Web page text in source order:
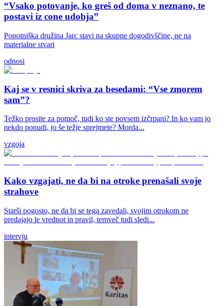
“Vsako potovanje, ko greš od doma v neznano, te
postavi iz cone udobja”
Popotniška družina Jarc stavi na skupne dogodivščine, ne na
materialne stvari
odnosi
Kaj se v resnici skriva za besedami: “Vse zmorem
sam”?
Težko prosite za pomoč, tudi ko ste povsem izčrpani? In ko vam jo
nekdo ponudi, jo še težje sprejmete? Morda...
vzgoja
Kako vzgajati, ne da bi na otroke prenašali svoje
strahove
Starši pogosto, ne da bi se tega zavedali, svojim otrokom ne
predajajo le vrednot in pravil, temveč tudi sledi...
intervju